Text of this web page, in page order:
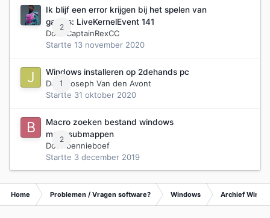
2
Ik blijf een error krijgen bij het spelen van
games: LiveKernelEvent 141
Door CaptainRexCC
Startte 13 november 2020
1
Windows installeren op 2dehands pc
Door
Joseph Van den Avont
Startte 31 oktober 2020
2
Macro zoeken bestand windows
map+submappen
Door bennieboef
Startte 3 december 2019
Home Problemen / Vragen software? Windows Archief